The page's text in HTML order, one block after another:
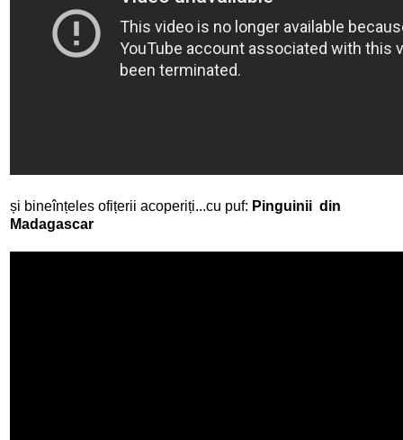
și bineînțeles ofițerii acoperiți...cu puf: Pinguinii din
Madagascar